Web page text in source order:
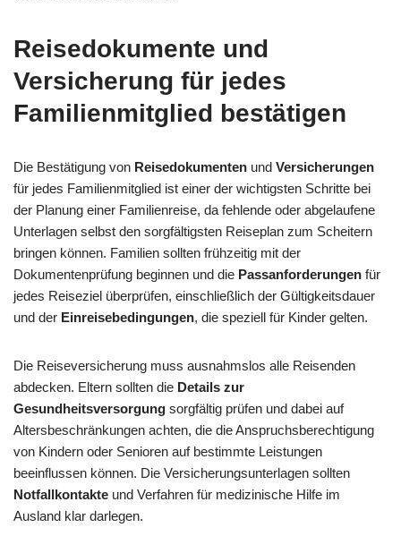
Reisedokumente und
Versicherung für jedes
Familienmitglied bestätigen
Die Bestätigung von Reisedokumenten und Versicherungen
für jedes Familienmitglied ist einer der wichtigsten Schritte bei
der Planung einer Familienreise, da fehlende oder abgelaufene
Unterlagen selbst den sorgfältigsten Reiseplan zum Scheitern
bringen können. Familien sollten frühzeitig mit der
Dokumentenprüfung beginnen und die Passanforderungen für
jedes Reiseziel überprüfen, einschließlich der Gültigkeitsdauer
und der Einreisebedingungen, die speziell für Kinder gelten.
Die Reiseversicherung muss ausnahmslos alle Reisenden
abdecken. Eltern sollten die Details zur
Gesundheitsversorgung sorgfältig prüfen und dabei auf
Altersbeschränkungen achten, die die Anspruchsberechtigung
von Kindern oder Senioren auf bestimmte Leistungen
beeinflussen können. Die Versicherungsunterlagen sollten
Notfallkontakte und Verfahren für medizinische Hilfe im
Ausland klar darlegen.